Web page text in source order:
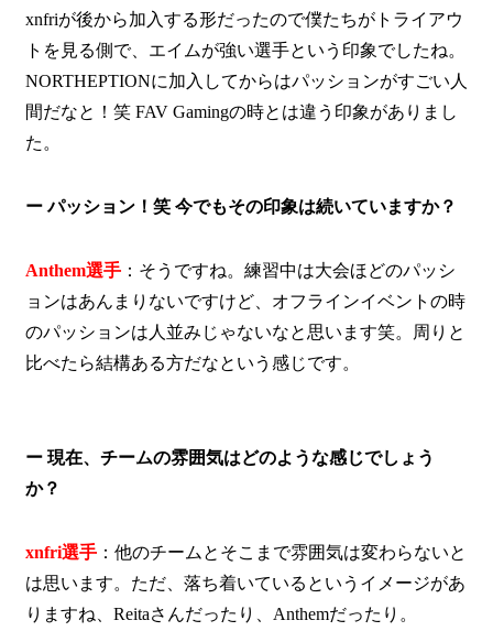
xnfriが後から加入する形だったので僕たちがトライアウ
トを見る側で、エイムが強い選手という印象でしたね。
NORTHEPTIONに加入してからはパッションがすごい人
間だなと！笑 FAV Gamingの時とは違う印象がありまし
た。
ー パッション！笑 今でもその印象は続いていますか？
Anthem選手 ：そうですね。練習中は大会ほどのパッシ
ョンはあんまりないですけど、オフラインイベントの時
のパッションは人並みじゃないなと思います笑。周りと
比べたら結構ある方だなという感じです。
ー 現在、チームの雰囲気はどのような感じでしょう
か？
xnfri選手 ：他のチームとそこまで雰囲気は変わらないと
は思います。ただ、落ち着いているというイメージがあ
りますね、Reitaさんだったり、Anthemだったり。